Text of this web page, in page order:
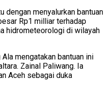
dengan menyalurkan bantuan
Rp1 milliar terhadap
hidrometeorologi di wilayah
mengatakan bantuan ini
Zainal Paliwang. Ia
Aceh sebagai duka